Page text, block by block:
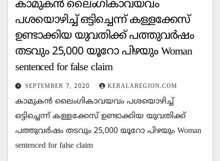
കാമുകന്‍ ലൈംഗികാവയവം
പശയൊഴിച്ച്‌ ഒട്ടിച്ചെന്ന് കള്ളക്കേസ്
ഉണ്ടാക്കിയ യുവതിക്ക് പത്തുവര്‍ഷം
തടവും 25,000 യൂറോ പിഴയും Woman
sentenced for false claim
SEPTEMBER 7, 2020 KERALAREGION.COM
കാമുകന്‍ ലൈംഗികാവയവം പശയൊഴിച്ച്‌
ഒട്ടിച്ചെന്ന് കള്ളക്കേസ് ഉണ്ടാക്കിയ യുവതിക്ക്
പത്തുവര്‍ഷം തടവും 25,000 യൂറോ പിഴയും Woman
sentenced for false claim